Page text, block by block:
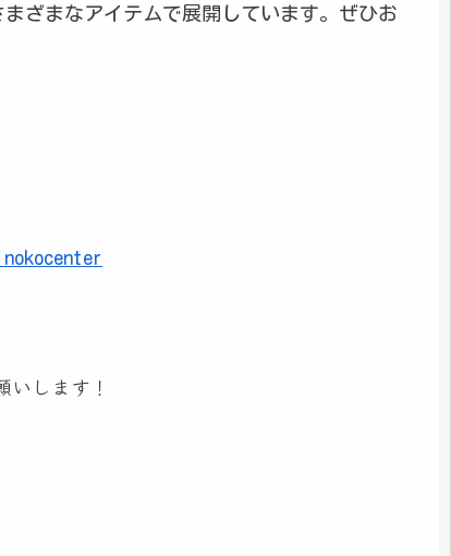
ざまなアイテムで展開しています。ぜひお
いします！